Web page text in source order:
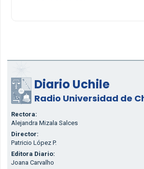
Diario Uchile
Radio Universidad de
Rectora:
Alejandra Mizala Salces
Director:
Patricio López P.
Editora Diario:
Joana Carvalho